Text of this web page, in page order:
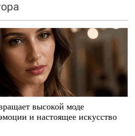
высокой моде
и настоящее искусство